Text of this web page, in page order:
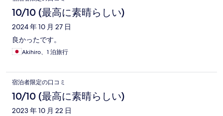
10/10 (最高に素晴らしい)
2024 年 10 月 27 日
良かったです。
Akihiro、1 泊旅行
宿泊者限定の口コミ
10/10 (最高に素晴らしい)
2023 年 10 月 22 日